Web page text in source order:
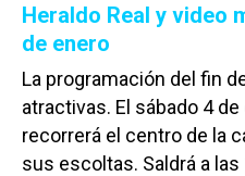
Heraldo Real y video
de enero
La programación del fin
atractivas. El sábado 4 de
recorrerá el centro de la
sus escoltas. Saldrá a